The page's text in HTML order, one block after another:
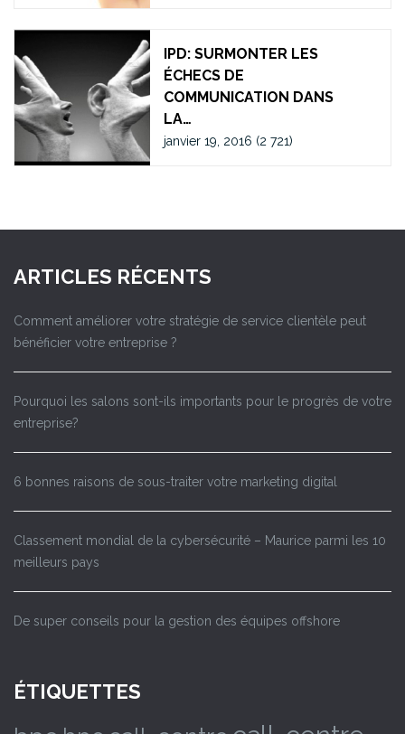
IPD: SURMONTER LES
ÉCHECS DE
COMMUNICATION DANS
LA…
janvier 19, 2016 (2 721)
ARTICLES RÉCENTS
Comment améliorer votre stratégie de service clientèle peut
bénéficier votre entreprise ?
Pourquoi les salons sont-ils importants pour le progrès de votre
entreprise?
6 bonnes raisons de sous-traiter votre marketing digital
Classement mondial de la cybersécurité – Maurice parmi les 10
meilleurs pays
De super conseils pour la gestion des équipes offshore
ÉTIQUETTES